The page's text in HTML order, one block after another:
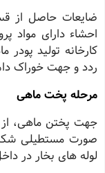
ضایعات حاصل از
احشاء داراى مواد
کارخانه تولید
ردد و جهت خوراک
مرحله پخت ماهى
جهت پختن ماهى،
صورت مستطیلى
لوله هاى بخار در